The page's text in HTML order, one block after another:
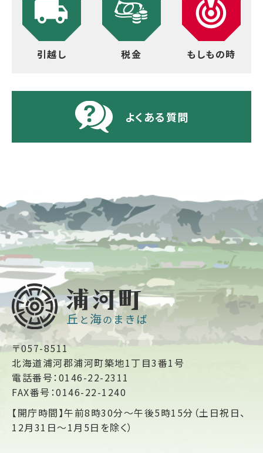
引越し 税金 もしもの時
よくある質問
〒057-8511
北海道浦河郡浦河町築地1丁目3番1号
電話番号：0146-22-2311
FAX番号：0146-22-1240
【開庁時間】午前8時30分～午後5時15分（土日祝日、
12月31日～1月5日を除く）